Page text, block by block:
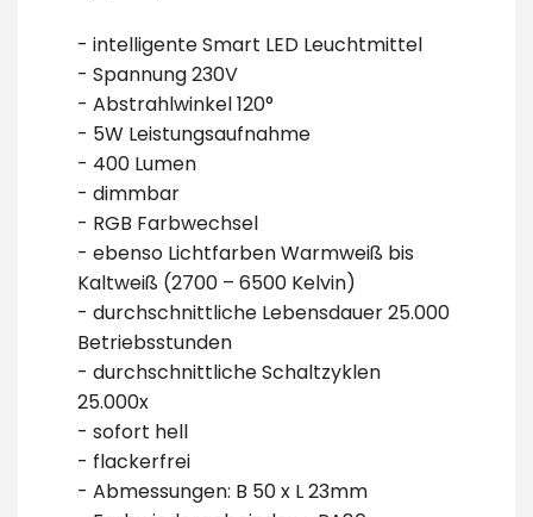
- intelligente Smart LED Leuchtmittel
- Spannung 230V
- Abstrahlwinkel 120°
- 5W Leistungsaufnahme
- 400 Lumen
- dimmbar
- RGB Farbwechsel
- ebenso Lichtfarben Warmweiß bis
Kaltweiß (2700 – 6500 Kelvin)
- durchschnittliche Lebensdauer 25.000
Betriebsstunden
- durchschnittliche Schaltzyklen
25.000x
- sofort hell
- flackerfrei
- Abmessungen: B 50 x L 23mm